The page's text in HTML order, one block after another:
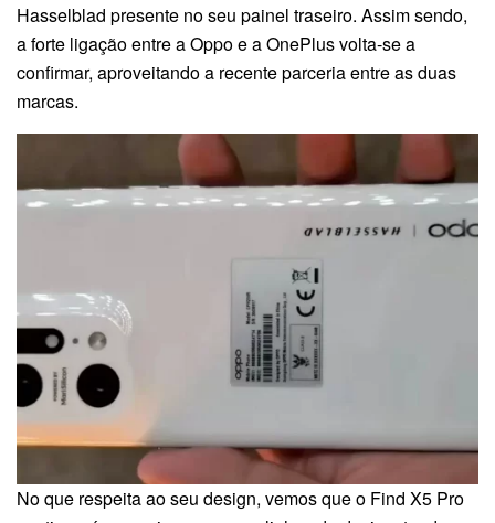
Hasselblad presente no seu painel traseiro. Assim sendo,
a forte ligação entre a Oppo e a OnePlus volta-se a
confirmar, aproveitando a recente parceria entre as duas
marcas.
No que respeita ao seu design, vemos que o Find X5 Pro